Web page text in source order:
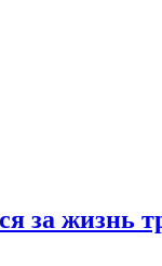
за жизнь